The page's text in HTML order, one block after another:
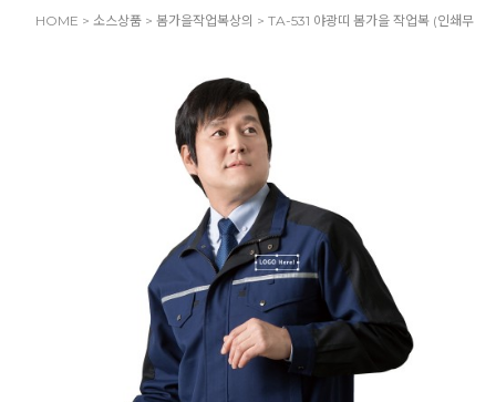
HOME > 소스상품 > 봄가을작업복상의 > TA-531 야광띠 봄가을 작업복 (인쇄무